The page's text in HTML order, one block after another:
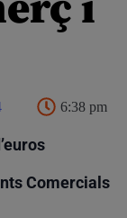
6:38 pm
Comercials